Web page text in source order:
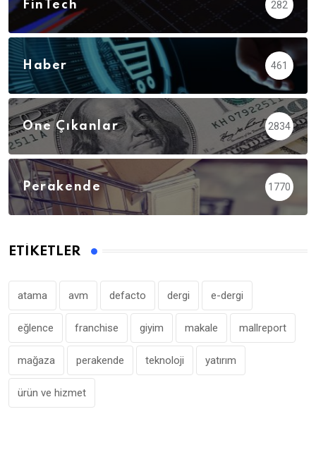
FinTech 282
Haber 461
Öne Çıkanlar 2834
Perakende 1770
ETIKETLER
atama avm defacto dergi e-dergi
eğlence franchise giyim makale mallreport
mağaza perakende teknoloji yatırım
ürün ve hizmet